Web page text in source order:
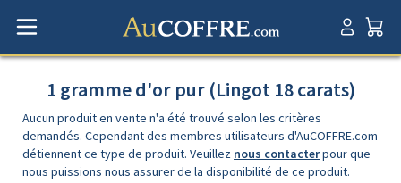
1 gramme d'or pur (Lingot 18 carats)
Aucun produit en vente n'a été trouvé selon les critères
demandés. Cependant des membres utilisateurs d'AuCOFFRE.com
détiennent ce type de produit. Veuillez nous contacterpour que
nous puissions nous assurer de la disponibilité de ce produit.